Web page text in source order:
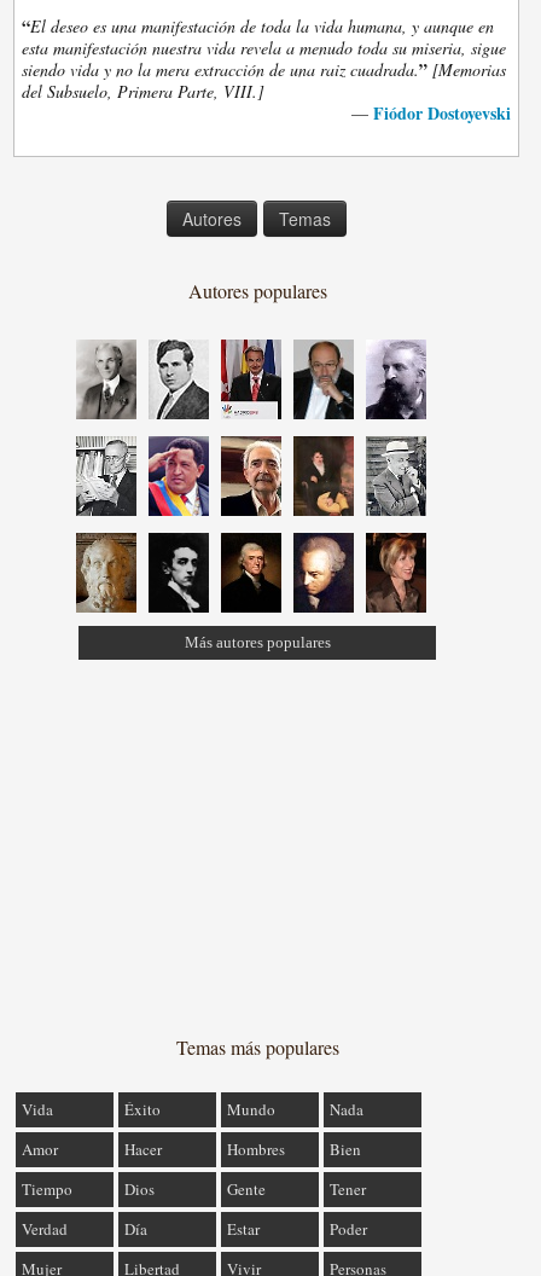
“El deseo es una manifestación de toda la vida humana, y aunque en
esta manifestación nuestra vida revela a menudo toda su miseria, sigue
siendo vida y no la mera extracción de una raiz cuadrada.” [Memorias
del Subsuelo, Primera Parte, VIII.]
— Fiódor Dostoyevski
Autores Temas
Autores populares
Más autores populares
Temas más populares
Vida Éxito Mundo
Nada
Amor
Hacer Hombres
Bien
Tiempo
Dios Gente
Tener
Verdad
Día Estar
Poder
Mujer
Libertad Vivir Personas